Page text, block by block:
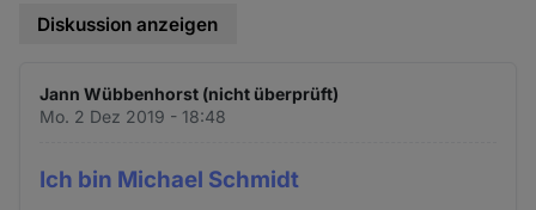
Diskussion anzeigen
Jann Wübbenhorst (nicht überprüft)
Mo. 2 Dez 2019 - 18:48
Ich bin Michael Schmidt